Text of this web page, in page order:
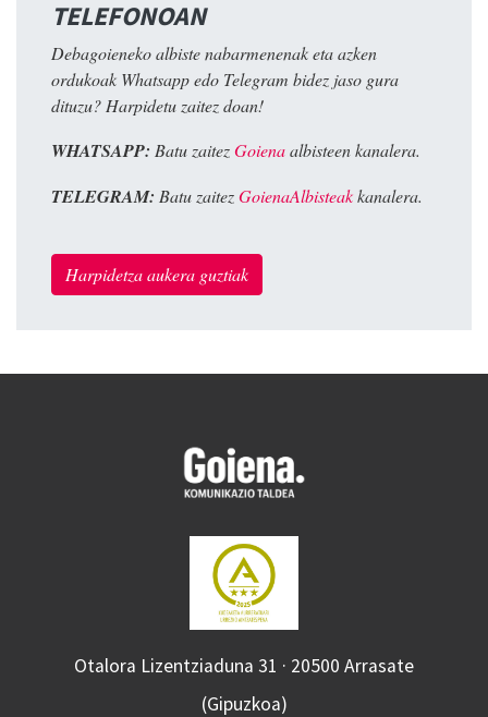
TELEFONOAN
Debagoieneko albiste nabarmenenak eta azken
ordukoak Whatsapp edo Telegram bidez jaso gura
dituzu? Harpidetu zaitez doan!
WHATSAPP: Batu zaitezGoienaalbisteen kanalera.
TELEGRAM: Batu zaitezGoienaAlbisteakkanalera.
Harpidetza aukera guztiak
Otalora Lizentziaduna 31 · 20500 Arrasate
(Gipuzkoa)